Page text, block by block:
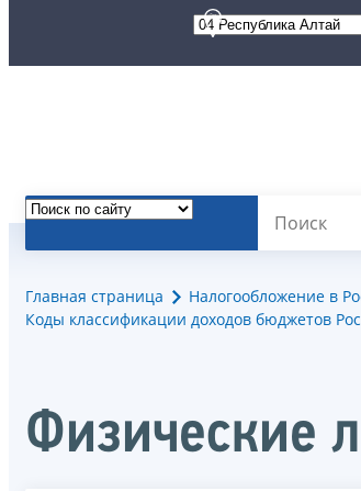
Главная страница
Налогообложение в
Коды классификации доходов бюджетов
Физические